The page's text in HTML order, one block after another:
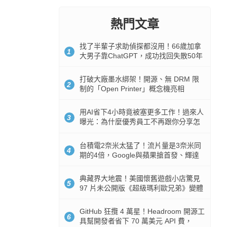
熱門文章
1
找了半輩子求助偵探都沒用！66歲加拿
大男子靠ChatGPT，成功找回失散50年
2
打破大廠墨水綁架！開源、無 DRM 限
制的「Open Printer」概念機亮相
3
用AI省下4小時竟被塞更多工作！過來人
曝光：為什麼優秀員工不再跟你分享怎
4
台積電2奈米太猛了！流片量是3奈米同
期的4倍，Google與蘋果搶首發、輝達
5
典藏界大地震！美國懷舊遊戲小店驚見
97 片未公開版《超級瑪利歐兄弟》變體
6
GitHub 狂攬 4 萬星！Headroom 開源工
具幫開發者省下 70 萬美元 API 費，